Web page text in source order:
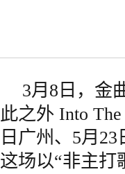
3月8日，金
此之外 Into
日广州、5月
这场以“非主打